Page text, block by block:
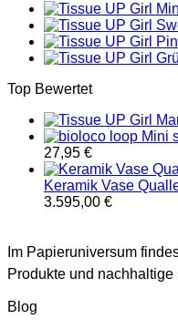
Top Bewertet
27,95 €
Keramik Vase
3.595,00 €
Im Papieruniversum
Produkte und
Blog